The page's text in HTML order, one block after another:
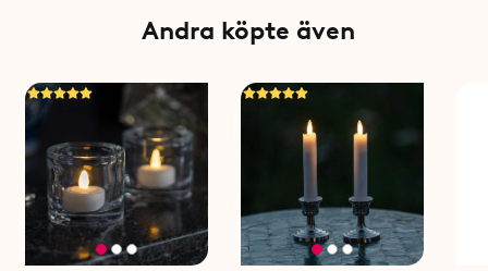
Andra köpte även